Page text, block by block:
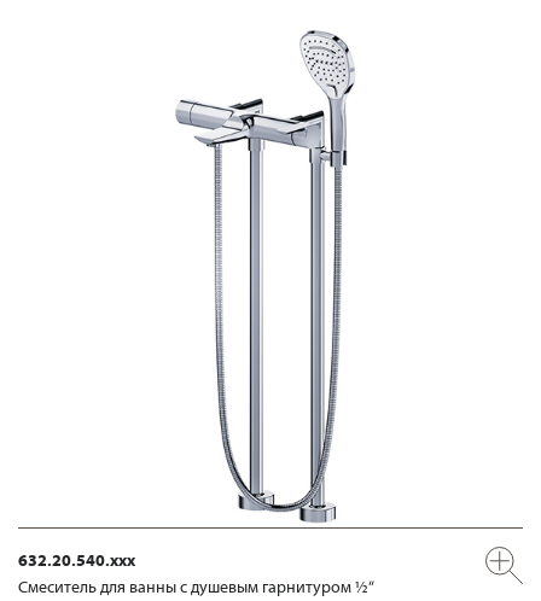
632.20.540.xxx
Смеситель для ванны с душевым гарнитуром ½“